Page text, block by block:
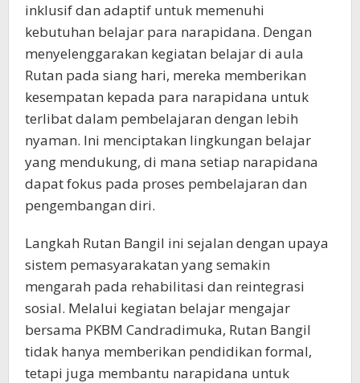
inklusif dan adaptif untuk memenuhi
kebutuhan belajar para narapidana. Dengan
menyelenggarakan kegiatan belajar di aula
Rutan pada siang hari, mereka memberikan
kesempatan kepada para narapidana untuk
terlibat dalam pembelajaran dengan lebih
nyaman. Ini menciptakan lingkungan belajar
yang mendukung, di mana setiap narapidana
dapat fokus pada proses pembelajaran dan
pengembangan diri.
Langkah Rutan Bangil ini sejalan dengan upaya
sistem pemasyarakatan yang semakin
mengarah pada rehabilitasi dan reintegrasi
sosial. Melalui kegiatan belajar mengajar
bersama PKBM Candradimuka, Rutan Bangil
tidak hanya memberikan pendidikan formal,
tetapi juga membantu narapidana untuk